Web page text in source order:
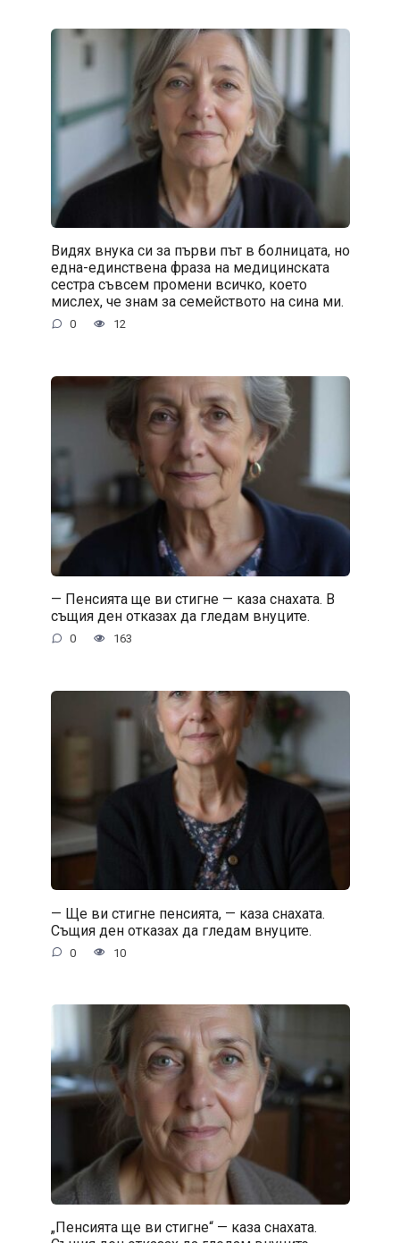
Видях внука си за първи път в болницата, но
една-единствена фраза на медицинската
сестра съвсем промени всичко, което
мислех, че знам за семейството на сина ми.
0 12
— Пенсията ще ви стигне — каза снахата. В
същия ден отказах да гледам внуците.
0 163
— Ще ви стигне пенсията, — каза снахата.
Същия ден отказах да гледам внуците.
0 10
„Пенсията ще ви стигне“ — каза снахата.